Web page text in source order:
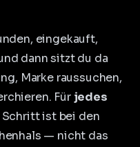
eingekauft,
dann sitzt du da
Marke raussuchen,
Für jedes
Schritt ist bei den
— nicht das